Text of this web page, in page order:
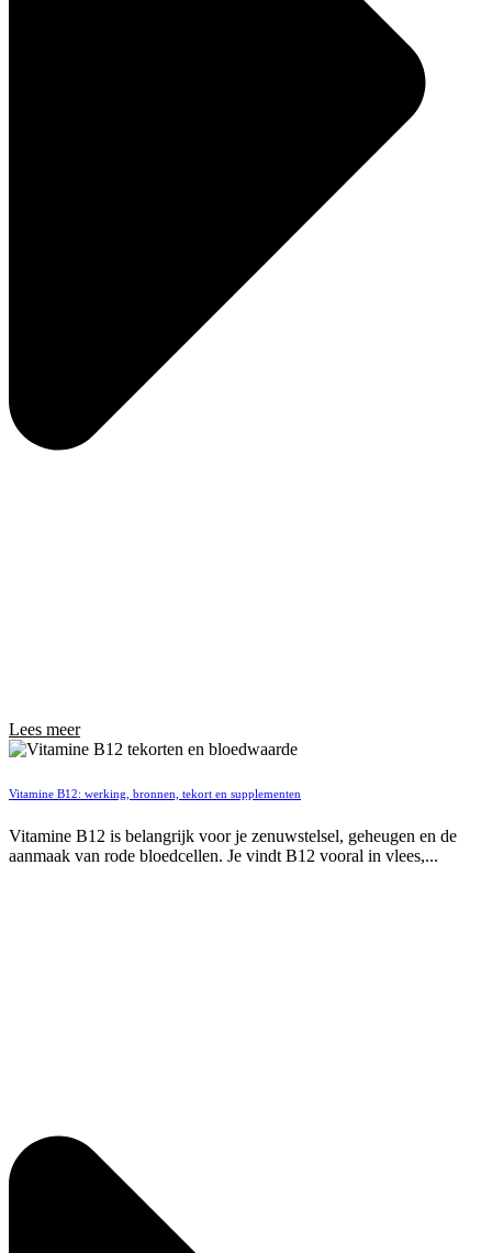
Lees meer
Vitamine B12: werking, bronnen, tekort en supplementen
Vitamine B12 is belangrijk voor je zenuwstelsel, geheugen en de
aanmaak van rode bloedcellen. Je vindt B12 vooral in vlees,...